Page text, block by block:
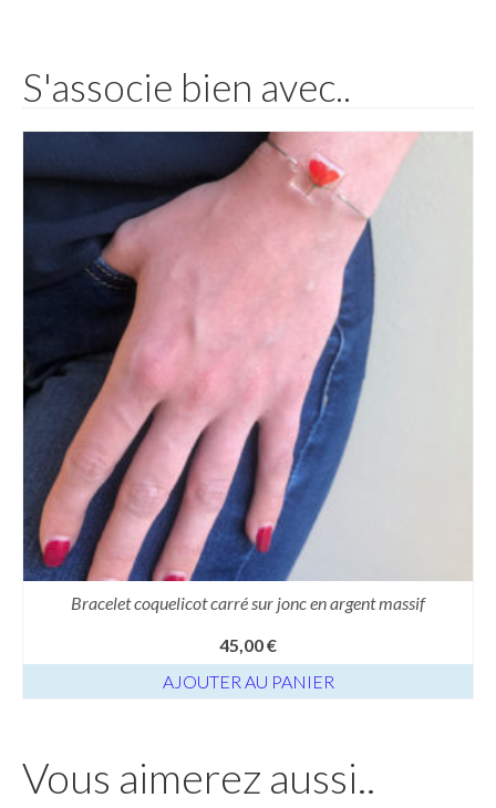
S'associe bien avec..
Bracelet coquelicot carré sur jonc en argent massif
45,00€
AJOUTER AU PANIER
Vous aimerez aussi..